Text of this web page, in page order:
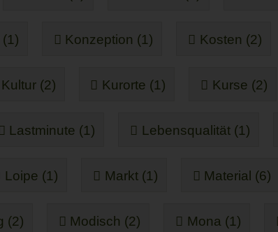
Konzeption (1) Kosten (2)
Kultur (2) Kurorte (1) Kurse (2)
Lastminute (1) Lebensqualität (1)
Loipe (1) Markt (1) Material (6)
(2) Modisch (2) Mona (1)